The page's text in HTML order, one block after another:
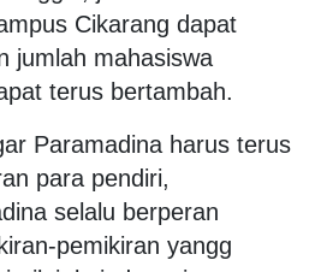
Cikarang dapat
jumlah mahasiswa
terus bertambah.
Paramadina harus terus
para pendiri,
selalu berperan
pemikiran yangg